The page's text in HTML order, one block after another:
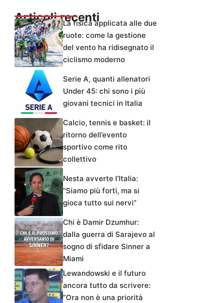
Articoli recentiLa fisica applicata alle due
ruote: come la gestione
del vento ha ridisegnato il
ciclismo moderno
Serie A, quanti allenatori
Under 45: chi sono i più
giovani tecnici in Italia
Calcio, tennis e basket: il
ritorno dell’evento
sportivo come rito
collettivo
Nesta avverte l’Italia:
“Siamo più forti, ma si
gioca tutto sui nervi”
Chi è Damir Dzumhur:
dalla guerra di Sarajevo al
sogno di sfidare Sinner a
Miami
Lewandowski e il futuro
ancora tutto da scrivere:
“Ora non è una priorità